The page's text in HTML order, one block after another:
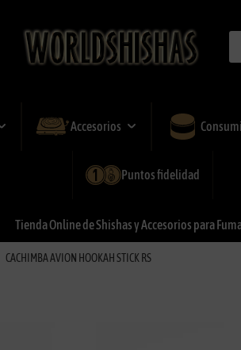
Accesorios
Puntos fidelidad
TiendaOnlinedeShishasyAccesorios para
CACHIMBA AVION HOOKAH STICK RS